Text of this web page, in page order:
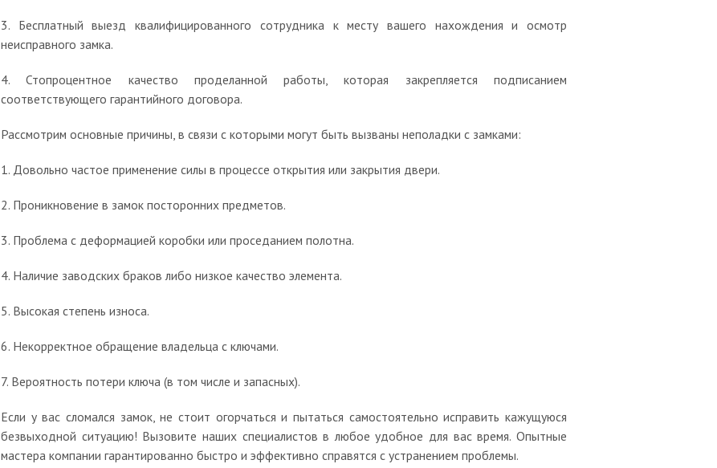
3. Бесплатный выезд квалифицированного сотрудника к месту вашего нахождения и осмотр
неисправного замка.
4. Стопроцентное качество проделанной работы, которая закрепляется подписанием
соответствующего гарантийного договора.
Рассмотрим основные причины, в связи с которыми могут быть вызваны неполадки с замками:
1. Довольно частое применение силы в процессе открытия или закрытия двери.
2. Проникновение в замок посторонних предметов.
3. Проблема с деформацией коробки или проседанием полотна.
4. Наличие заводских браков либо низкое качество элемента.
5. Высокая степень износа.
6. Некорректное обращение владельца с ключами.
7. Вероятность потери ключа (в том числе и запасных).
Если у вас сломался замок, не стоит огорчаться и пытаться самостоятельно исправить кажущуюся
безвыходной ситуацию! Вызовите наших специалистов в любое удобное для вас время. Опытные
мастера компании гарантированно быстро и эффективно справятся с устранением проблемы.